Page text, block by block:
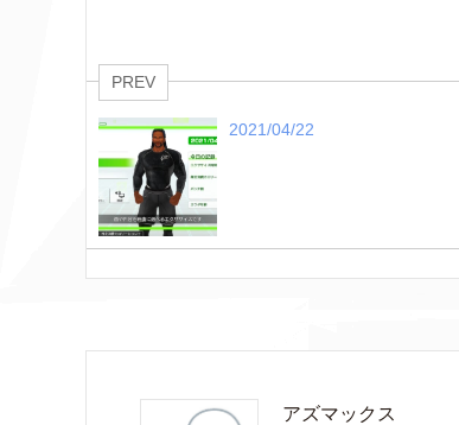
PREV
2021/04/22
アズマックス